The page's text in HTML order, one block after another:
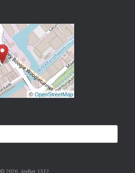
© 2026, Atelier 1312